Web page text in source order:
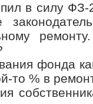
в силу ФЗ-
фонда
то % в